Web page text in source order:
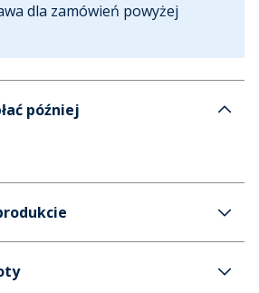
dla zamówień powyżej
później